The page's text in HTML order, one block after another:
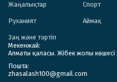
Жаңалықтар Спорт
Руханият Аймақ
Заң және тәртіп
Мекенжай:
Алматы қаласы. Жібек жолы
Пошта:
zhasalash100@gmail.com